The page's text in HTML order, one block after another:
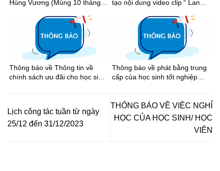
Hùng Vương (Mùng 10 tháng 3
(30/4) và Ngày Quốc tế Lao
động (01/5) năm 2026
tạo nội dung video clip “ Lan
đường Thành phố Hồ Chí Minh
năm học 2025-2026”
Thông báo về Thông tin về
chính sách ưu đãi cho học sinh
Thông báo về phát bằng trung
cấp của học sinh tốt nghiệp
Lịch công tác tuần từ ngày
25/12 đến 31/12/2023
THÔNG BÁO VỀ VIỆC NGHỈ
HỌC CỦA HỌC SINH/ HỌC
VIÊN